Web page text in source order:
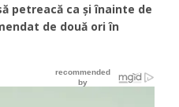
petreacă ca și înainte de
de două ori în